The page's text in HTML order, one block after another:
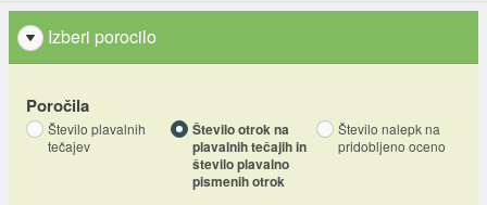
Izberi porocilo
Poročila
Število plavalnih
tečajev
Število otrok na
plavalnih tečajih in
število plavalno
pismenih otrok
Število nalepk na
pridobljeno oceno